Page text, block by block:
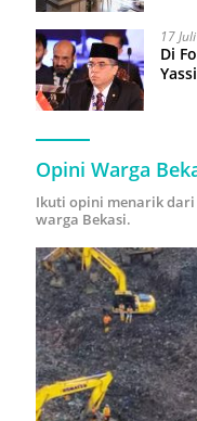
17
Di
Opini Warga
Ikuti opini menarik
warga Bekasi.